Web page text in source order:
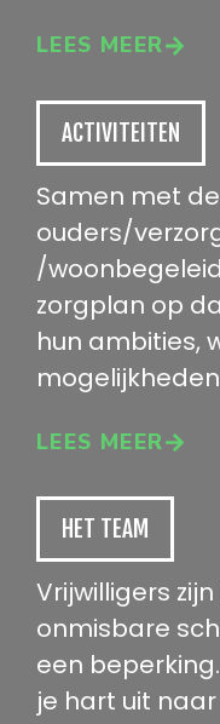
LEES MEER
ACTIVITEITEN
Samen met
ouders/
/
zorgplan op
hun ambities,
LEES MEER
HET TEAM
Vrijwilligers
onmisbare
een
je hart uit